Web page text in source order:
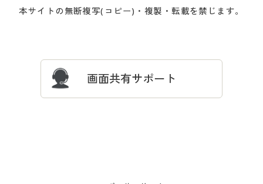
プレゼント＆キャンペーン サイトマップ
ついて
忘れの場合
本サイトの無断複写(コピー)・複製・転載を禁じます。
画面共有サポート